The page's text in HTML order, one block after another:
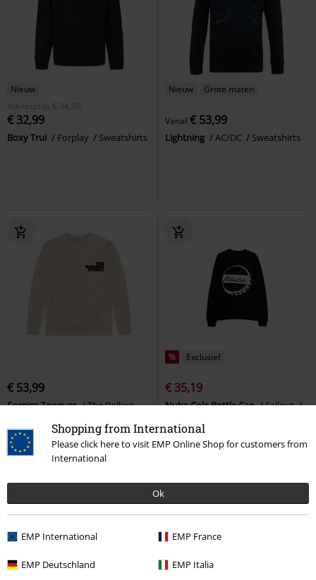
Shopping from International
Please click here to visit EMP Online Shop for customers from
International
Ok
EMP International EMP France
EMP Deutschland EMP Italia
Nieuw
Adviesprijs
€ 34,99
€ 32,99
Boxy Trui Forplay Sweatshirts
Nieuw Grote maten
Vanaf€ 53,99
Lightning AC/DC Sweatshirts
€ 53,99
Foreign Tongues
The Rolling
% Exclusief
€ 35,19
Nuka-Cola Bottle Cap
Fallout